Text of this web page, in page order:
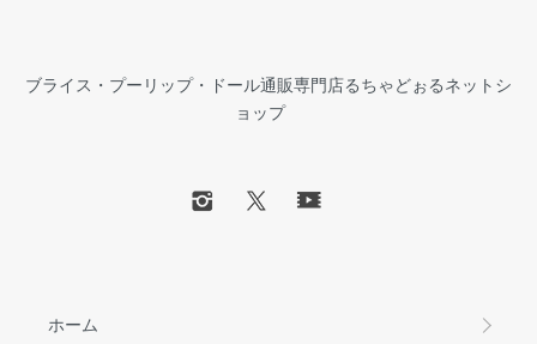
ブライス・プーリップ・ドール通販専門店るちゃどぉるネットシ
ョップ
ホーム